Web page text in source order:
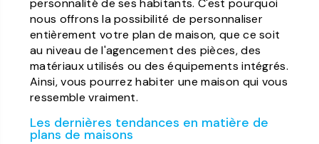
nous offrons la possibilité de personnaliser
entièrement votre plan de maison, que ce soit
au niveau de l'agencement des pièces, des
matériaux utilisés ou des équipements intégrés.
Ainsi, vous pourrez habiter une maison qui vous
ressemble vraiment.
Les dernières tendances en matière de
plans de maisons